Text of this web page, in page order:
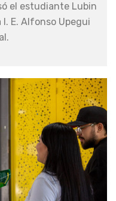
el estudiante Lubin
E. Alfonso Upegui